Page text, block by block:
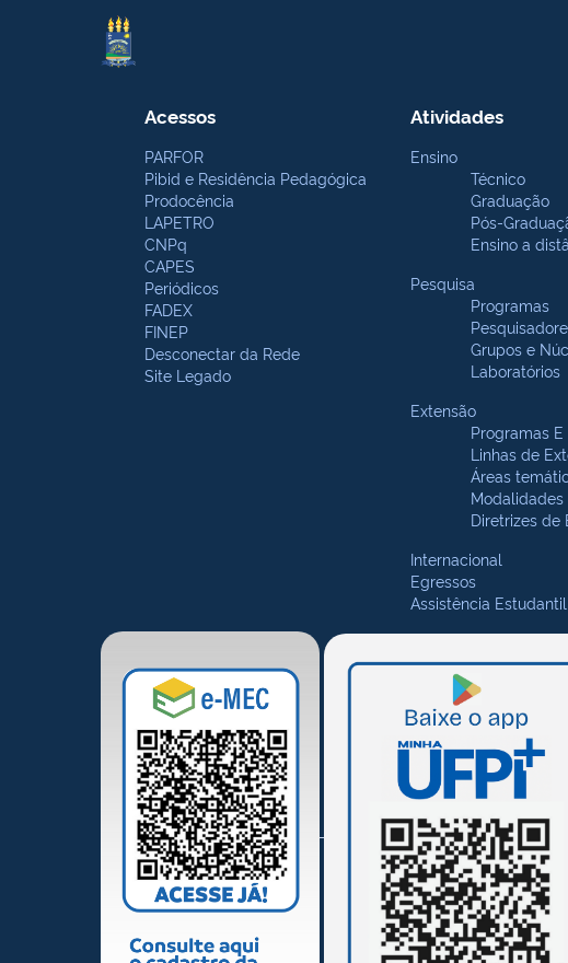
Acessos
PARFOR
Pibid e Residência Pedagógica
Prodocência
LAPETRO
CNPq
CAPES
Periódicos
FADEX
FINEP
Desconectar da Rede
Site Legado
Atividades
Ensino
Técnico
Graduação
Pós-
Ensino a
Pesquisa
Programas
Grupos e
Laboratórios
Extensão
Programas
Linhas de
Áreas
Diretrizes de
Internacional
Egressos
Assistência Estudantil